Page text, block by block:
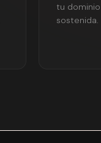
tu
sostenida.